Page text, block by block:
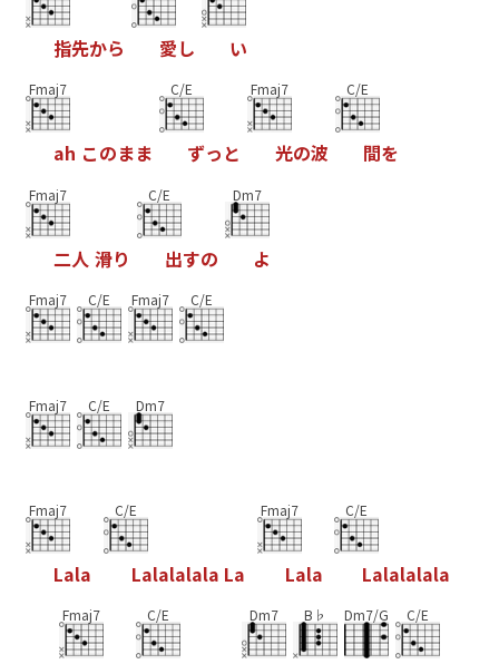
指先から 愛し い
Fmaj7
ah このまま
C/E
ずっ と
Fmaj7
光の波
C/E
間を
Fmaj7
二人 滑り
C/E
出すの
Dm7
よ
Fmaj7 C/E Fmaj7 C/E
Fmaj7 C/E Dm7
Fmaj7
Lala
C/E
Lalalalala La
Fmaj7
Lala
C/E
Lalalalala
Fmaj7 C/E Dm7 B♭ Dm7/G C/E